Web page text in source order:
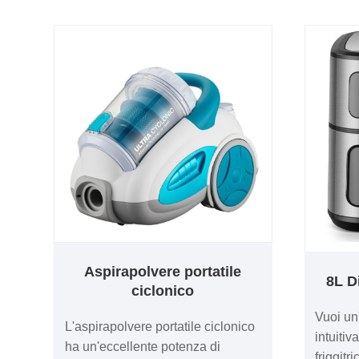
per prevenire il gorgogliamento. A
differenza di altri metodi, questo
prodotto non assorbe
l'imballaggio, rendendo la pulizia
affidabile ed efficace.
o
Nel
un
Aspirapolvere portatile
ciclonico
L'aspirapolvere portatile ciclonico
ha un'eccellente potenza di
8L
Vuoi